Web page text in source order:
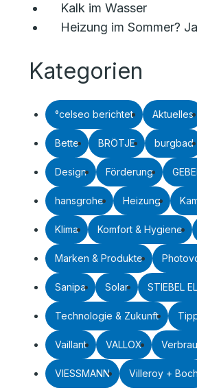
Kalk im Wasser
Heizung im Sommer?
Kategorien
°celseo berichtet Aktuelles
Bette BRÖTJE burgbad
Design Förderung
hansgrohe Heizung
Klima Komfort & Hygiene
Marken & Produkte
Sanipa Solar STIEBEL
Technologie & Zukunft
Vaillant VALLOX
VIESSMANN Villeroy + Boch